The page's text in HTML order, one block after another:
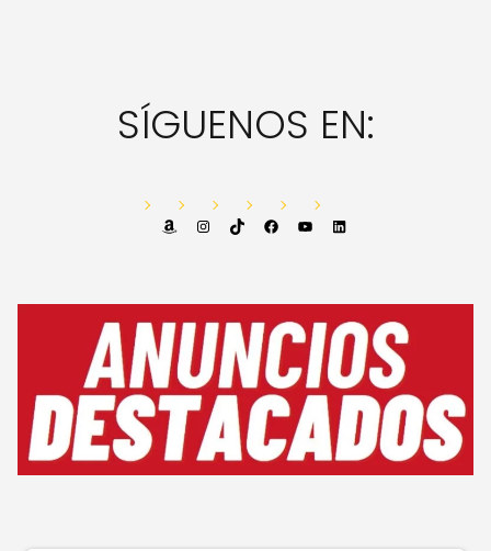
SÍGUENOS EN:
AmazonInstagram
TikTok FacebookYouTube